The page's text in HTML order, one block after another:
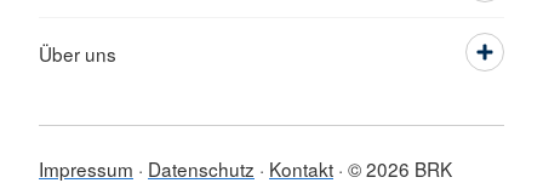
Über uns
Impressum Datenschutz Kontakt © 2026 BRK